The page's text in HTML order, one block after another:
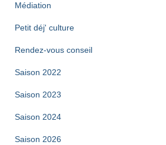
Médiation
Petit déj' culture
Rendez-vous conseil
Saison 2022
Saison 2023
Saison 2024
Saison 2026